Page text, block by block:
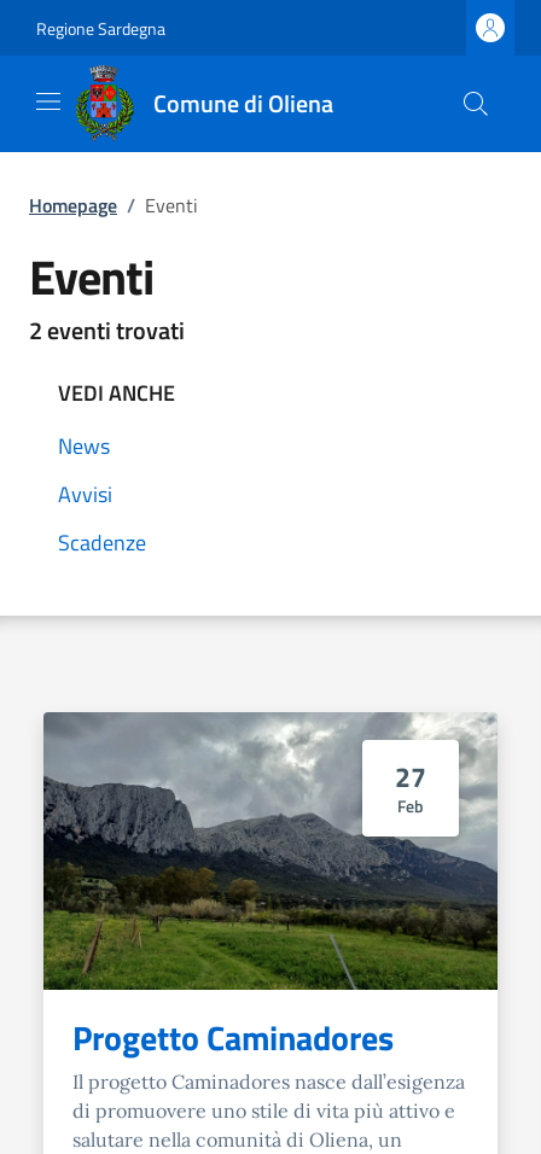
Regione Sardegna
Comune di Oliena
Homepage / Eventi
Eventi
2 eventi trovati
VEDI ANCHE
News
Avvisi
Scadenze
27
Feb
Progetto Caminadores
Il progetto Caminadores nasce dall’esigenza
di promuovere uno stile di vita più attivo e
salutare nella comunità di Oliena, un